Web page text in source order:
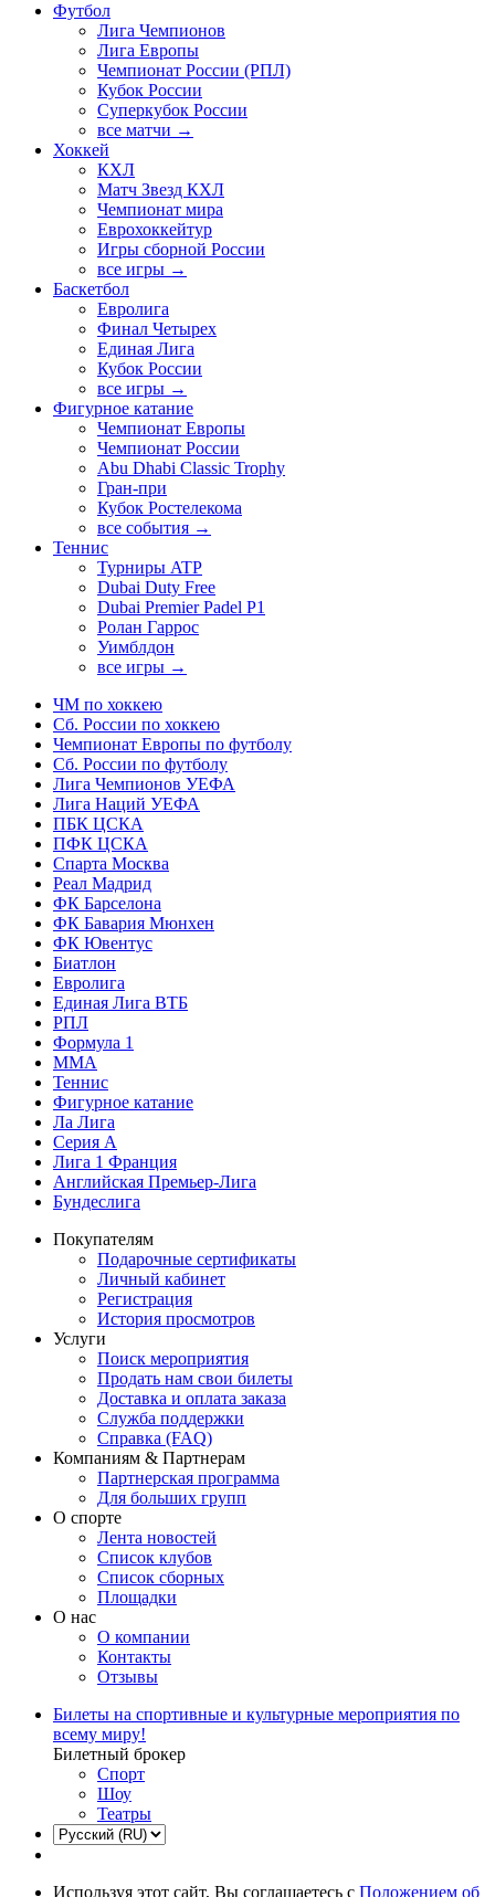
Футбол
Лига Чемпионов
Лига Европы
Чемпионат России (РПЛ)
Кубок России
Суперкубок России
все матчи →
Хоккей
КХЛ
Матч Звезд КХЛ
Чемпионат мира
Еврохоккейтур
Игры сборной России
все игры →
Баскетбол
Евролига
Финал Четырех
Единая Лига
Кубок России
все игры →
Фигурное катание
Чемпионат Европы
Чемпионат России
Abu Dhabi Classic Trophy
Гран-при
Кубок Ростелекома
все события →
Теннис
Турниры ATP
Dubai Duty Free
Dubai Premier Padel P1
Ролан Гаррос
Уимблдон
все игры →
ЧМ по хоккею
Сб. России по хоккею
Чемпионат Европы по футболу
Сб. России по футболу
Лига Чемпионов УЕФА
Лига Наций УЕФА
ПБК ЦСКА
ПФК ЦСКА
Спарта Москва
Реал Мадрид
ФК Барселона
ФК Бавария Мюнхен
ФК Ювентус
Биатлон
Евролига
Единая Лига ВТБ
РПЛ
Формула 1
MMA
Теннис
Фигурное катание
Ла Лига
Серия А
Лига 1 Франция
Английская Премьер-Лига
Бундеслига
Покупателям
Подарочные сертификаты
Личный кабинет
Регистрация
История просмотров
Услуги
Поиск мероприятия
Продать нам свои билеты
Доставка и оплата заказа
Служба поддержки
Справка (FAQ)
Компаниям & Партнерам
Партнерская программа
Для больших групп
О спорте
Лента новостей
Список клубов
Список сборных
Площадки
О нас
О компании
Контакты
Отзывы
Билеты на спортивные и культурные мероприятия по
всему миру!
Билетный брокер
Спорт
Шоу
Театры
Используя этот сайт, Вы соглашаетесь с Положением об